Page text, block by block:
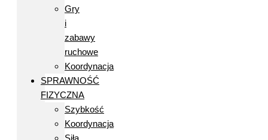
Gry
i
zabawy
ruchowe
Koordynacja
SPRAWNOŚĆ
FIZYCZNA
Szybkość
Koordynacja
Siła